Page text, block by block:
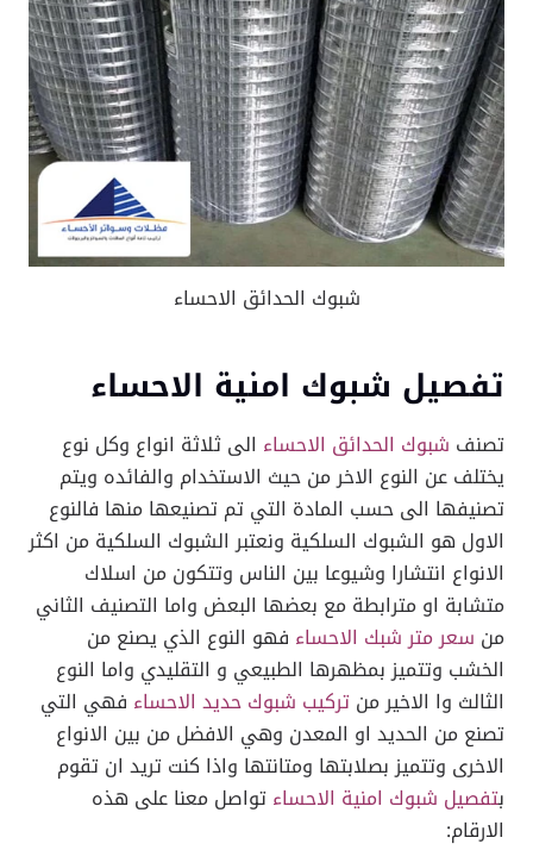
شبوك الحدائق الاحساء
تفصيل شبوك امنية الاحساء
تصنف شبوك الحدائق الاحساء الى ثلاثة انواع وكل نوع
يختلف عن النوع الاخر من حيث الاستخدام والفائده ويتم
تصنيفها الى حسب المادة التي تم تصنيعها منها فالنوع
الاول هو الشبوك السلكية ونعتبر الشبوك السلكية من اكثر
الانواع انتشارا وشيوعا بين الناس وتتكون من اسلاك
متشابة او مترابطة مع بعضها البعض واما التصنيف الثاني
من سعر متر شبك الاحساء فهو النوع الذي يصنع من
الخشب وتتميز بمظهرها الطبيعي و التقليدي واما النوع
الثالث وا الاخير منتركيب شبوك حديد الاحساء فهي التي
تصنع من الحديد او المعدن وهي الافضل من بين الانواع
الاخرى وتتميز بصلابتها ومتانتها واذا كنت تريد ان تقوم
بتفصيل شبوك امنية الاحساءتواصل معنا على هذه
الارقام: